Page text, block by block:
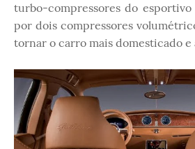
turbo-compressores do
por dois compressores
tornar o carro mais domesticado e